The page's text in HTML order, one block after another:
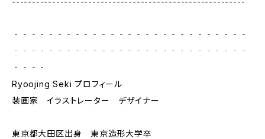
‐‐‐‐‐‐‐‐‐‐‐‐‐‐‐‐‐‐‐‐‐‐‐‐‐‐‐
‐‐‐‐‐‐‐‐‐‐‐‐‐‐‐‐‐‐‐‐‐‐‐‐‐‐‐
‐‐‐‐
Ryoojing Seki プロフィール
装画家 イラストレーター デザイナー
東京都大田区出身 東京造形大学卒